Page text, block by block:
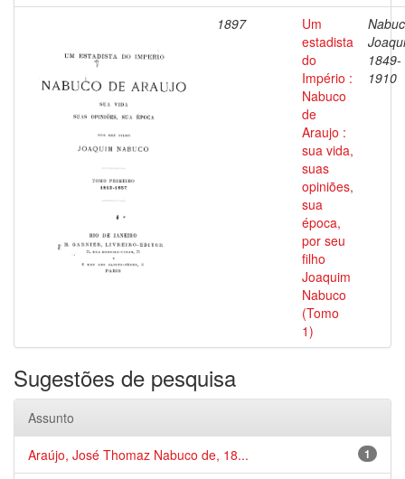
1897
Um
estadista
do
Império :
Nabuco
de
Araujo :
sua vida,
suas
opiniões,
sua
época,
por seu
filho
Joaquim
Nabuco
(Tomo
1)
1849-
1910
Sugestões de pesquisa
Assunto
1
Araújo, José Thomaz Nabuco de, 18...